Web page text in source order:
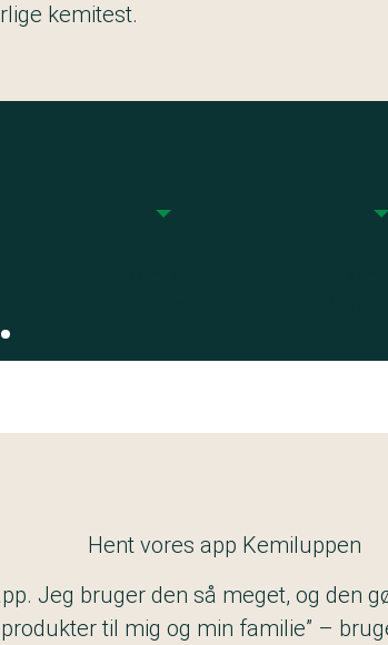
kemitest.
Hent vores app Kemiluppen
Jeg bruger den så meget, og den
til mig og min familie” –